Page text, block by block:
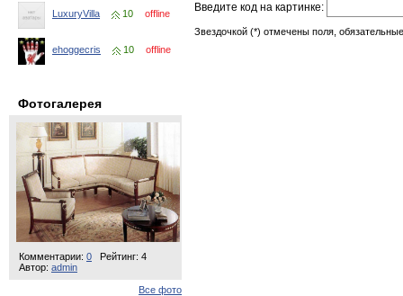
LuxuryVilla 10 offline
ehoggecris 10 offline
Фотогалерея
Комментарии: 0
Рейтинг: 4
Автор: admin
Все фото
Введите код на картинке:
Звездочкой (*) отмечены поля,